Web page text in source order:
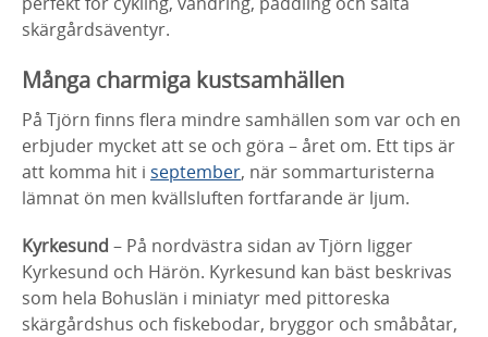
skärgårdsäventyr.
Många charmiga kustsamhällen
På Tjörn finns flera mindre samhällen som var och en
erbjuder mycket att se och göra – året om. Ett tips är
att komma hit i september, när sommarturisterna
lämnat ön men kvällsluften fortfarande är ljum.
Kyrkesund – På nordvästra sidan av Tjörn ligger
Kyrkesund och Härön. Kyrkesund kan bäst beskrivas
som hela Bohuslän i miniatyr med pittoreska
skärgårdshus och fiskebodar, bryggor och småbåtar,